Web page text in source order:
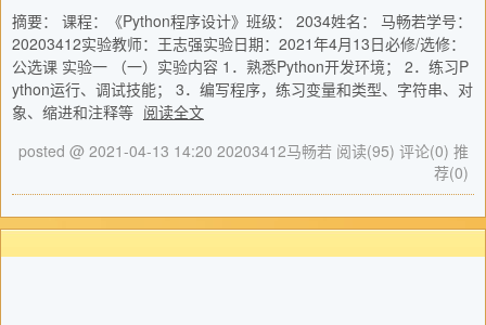
摘要： 课程：《Python程序设计》班级： 2034姓名： 马畅若学号：
20203412实验教师：王志强实验日期：2021年4月13日必修/选修：
公选课 实验一 （一）实验内容 1．熟悉Python开发环境； 2．练习P
ython运行、调试技能； 3．编写程序，练习变量和类型、字符串、对
象、缩进和注释等 阅读全文
posted @ 2021-04-13 14:20 20203412马畅若 阅读(95) 评论(0) 推
荐(0)